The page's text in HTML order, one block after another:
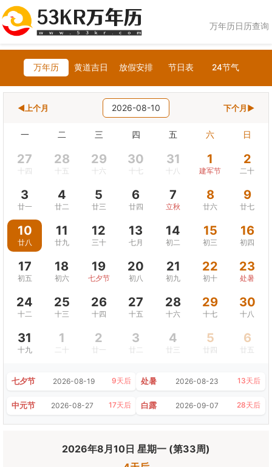
万年历日历查询
万年历 黄道吉日 放假安排 节日表 24节气
◀上个月 2026-08-10 下个月▶
一 二 三 四 五 六 日
27
十四
28
十五
29
十六
30
十七
31
十八
1
建军节
2
二十
3
廿一
4
廿二
5
廿三
6
廿四
7
立秋
8
廿六
9
廿七
10
廿八
11
廿九
12
三十
13
七月
14
初二
15
初三
16
初四
17
初五
18
初六
19
七夕节
20
初八
21
初九
22
初十
23
处暑
24
十二
25
十三
26
十四
27
十五
28
十六
29
十七
30
十八
31
十九
1
二十
2
廿一
3
廿二
4
廿三
5
廿四
6
廿五
七夕节 2026-08-19 9天后 处暑 2026-08-23 13天后
中元节 2026-08-27 17天后 白露 2026-09-07 28天后
2026年8月10日 星期一 (第33周)